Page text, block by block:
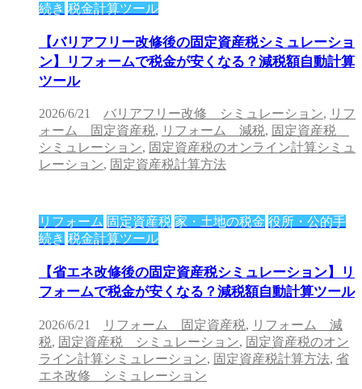
続き 税金計算ツール
【バリアフリー改修後の固定資産税シミュレーショ
ン】リフォームで税金が安くなる？減税額自動計算
ツール
2026/6/21 バリアフリー改修 シミュレーション, リフ
ォーム 固定資産税, リフォーム 減税, 固定資産税
シミュレーション, 固定資産税のオンライン計算シミュ
レーション, 固定資産税計算方法
リフォーム 固定資産税 家・土地の税金 役所・公的手
続き 税金計算ツール
【省エネ改修後の固定資産税シミュレーション】リ
フォームで税金が安くなる？減税額自動計算ツール
2026/6/21 リフォーム 固定資産税, リフォーム 減
税, 固定資産税 シミュレーション, 固定資産税のオン
ライン計算シミュレーション, 固定資産税計算方法, 省
エネ改修 シミュレーション